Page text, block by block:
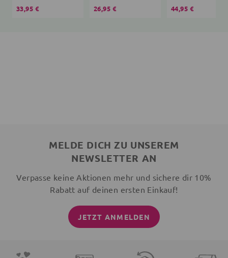
33,95 € 26,95 € 44,95 €
MELDE DICH ZU UNSEREM
NEWSLETTER AN
Verpasse keine Aktionen mehr und sichere dir 10%
Rabatt auf deinen ersten Einkauf!
JETZT ANMELDEN